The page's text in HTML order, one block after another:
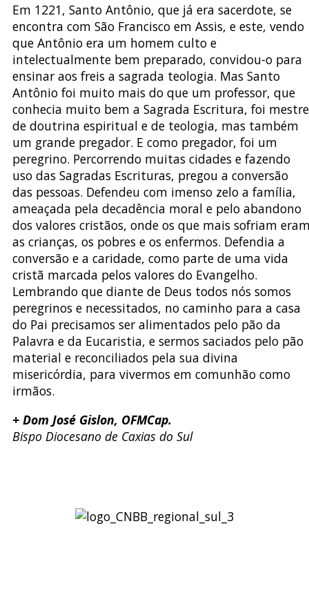
Em 1221, Santo Antônio, que já era sacerdote, se
encontra com São Francisco em Assis, e este, vendo
que Antônio era um homem culto e
intelectualmente bem preparado, convidou-o para
ensinar aos freis a sagrada teologia. Mas Santo
Antônio foi muito mais do que um professor, que
conhecia muito bem a Sagrada Escritura, foi mestre
de doutrina espiritual e de teologia, mas também
um grande pregador. E como pregador, foi um
peregrino. Percorrendo muitas cidades e fazendo
uso das Sagradas Escrituras, pregou a conversão
das pessoas. Defendeu com imenso zelo a família,
ameaçada pela decadência moral e pelo abandono
dos valores cristãos, onde os que mais sofriam
as crianças, os pobres e os enfermos. Defendia a
conversão e a caridade, como parte de uma vida
cristã marcada pelos valores do Evangelho.
Lembrando que diante de Deus todos nós somos
peregrinos e necessitados, no caminho para a casa
do Pai precisamos ser alimentados pelo pão da
Palavra e da Eucaristia, e sermos saciados pelo pão
material e reconciliados pela sua divina
misericórdia, para vivermos em comunhão como
irmãos.
+ Dom José Gislon, OFMCap.
Bispo Diocesano de Caxias do Sul